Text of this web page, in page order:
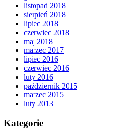
listopad 2018
sierpień 2018
lipiec 2018
czerwiec 2018
maj 2018
marzec 2017
lipiec 2016
czerwiec 2016
luty 2016
październik 2015
marzec 2015
luty 2013
Kategorie